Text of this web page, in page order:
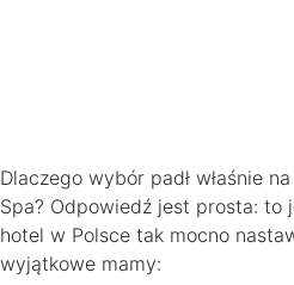
Dlaczego wybór padł właśnie
Spa? Odpowiedź jest prosta: to
hotel w Polsce tak mocno
wyjątkowe mamy: